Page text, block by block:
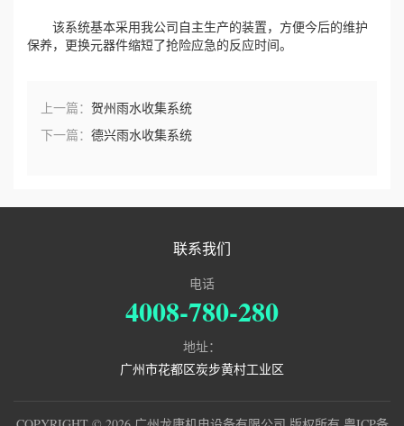
该系统基本采用我公司自主生产的装置，方便今后的维护
保养，更换元器件缩短了抢险应急的反应时间。
上一篇： 贺州雨水收集系统
下一篇： 德兴雨水收集系统
联系我们
电话
4008-780-280
地址：
广州市花都区炭步黄村工业区